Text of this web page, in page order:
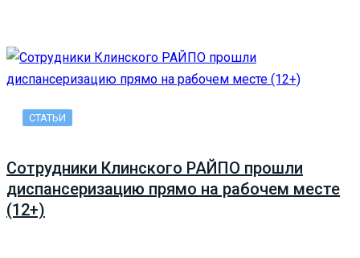
СТАТЬИ
Сотрудники Клинского РАЙПО прошли
диспансеризацию прямо на рабочем месте
(12+)